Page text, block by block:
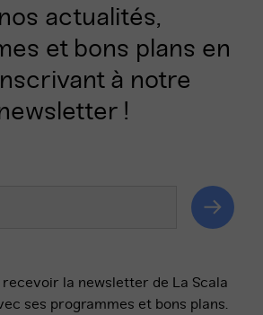
actualités,
et bons plans en
à notre
!
Valider
la newsletter de La Scala
ses programmes et bons plans.